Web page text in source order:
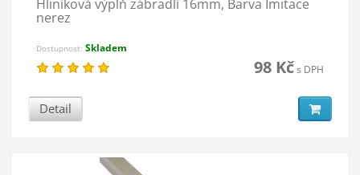
Hliníková výplň zábradlí 16mm, Barva Imitace
nerez
Dostupnost: Skladem
98 Kčs DPH
Detail